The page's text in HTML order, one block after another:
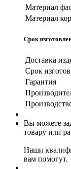
Материал
Материал
Срок
Доставка
Срок
Гарантия
Вы можете
товару или
Наши
вам помогут.